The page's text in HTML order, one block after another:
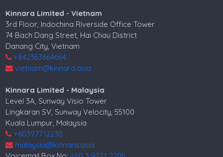
Kinnara Limited - Vietnam
3rd Floor, Indochina Riverside Office Tower
74 Bach Dang Street, Hai Chau District
Danang City, Vietnam
+842363664664
vietnam@kinnara.asia
Kinnara Limited - Malaysia
Level 3A, Sunway Visio Tower
Lingkaran SV, Sunway Velocity, 55100
Kuala Lumpur, Malaysia
+60397712230
malaysia@kinnara.asia